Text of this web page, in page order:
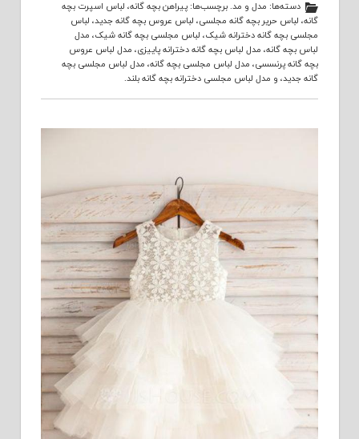
دسته‌ها: مدل و مد. برچسب‌ها:پیراهن بچه گانه، لباس اسپرت بچه
گانه، لباس حریر بچه گانه مجلسی، لباس عروس بچه گانه جدید، لباس
مجلسی بچه گانه دخترانه شیک، لباس مجلسی بچه گانه شیک، مدل
لباس بچه گانه، مدل لباس بچه گانه دخترانه پاییزی، مدل لباس عروس
بچه گانه پرنسسی، مدل لباس مجلسی بچه گانه، مدل لباس مجلسی بچه
گانه جدید، و مدل لباس مجلسی دخترانه بچه گانه بلند.